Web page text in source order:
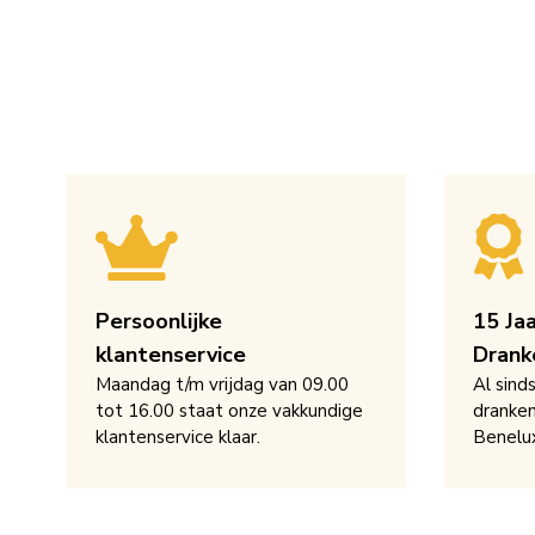
Persoonlijke
klantenservice
Maandag t/m vrijdag van 09.00
tot 16.00 staat onze vakkundige
klantenservice klaar.
15
Al